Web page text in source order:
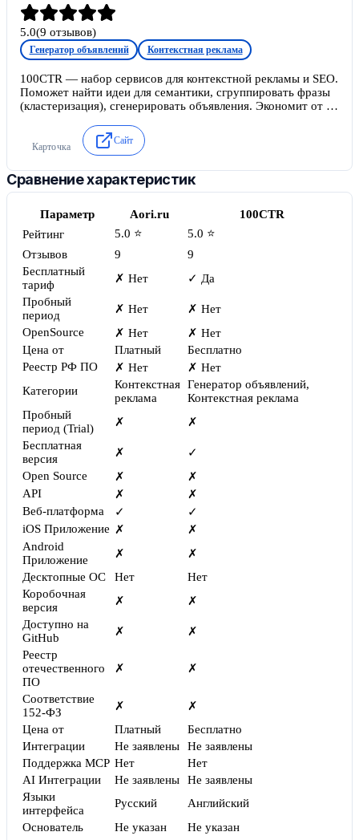
5.0(9 отзывов)
Генератор объявлений Контекстная реклама
100CTR — набор сервисов для контекстной рекламы и SEO.
Поможет найти идеи для семантики, сгруппировать фразы
(кластеризация), сгенерировать объявления. Экономит от 4х
Яндекс Директ, Google Ads, MyTarget.
Карточка
Сайт
Сравнение характеристик
Параметр Aori.ru
100CTR
Рейтинг
5.0 ⭐
5.0 ⭐
Отзывов
9
9
Бесплатный
тариф
✗ Нет
✓ Да
Пробный
период
✗ Нет
✗ Нет
OpenSource
✗ Нет
✗ Нет
Цена от
Платный
Бесплатно
Реестр РФ ПО
✗ Нет
✗ Нет
Категории
Контекстная
реклама
Генератор объявлений,
Контекстная реклама
Пробный
период (Trial)
✗
✗
Бесплатная
версия
✗
✓
Open Source
✗
✗
API
✗
✗
Веб-платформа
✓
✓
iOS Приложение ✗
✗
Android
Приложение
✗
✗
Десктопные ОС
Нет
Нет
Коробочная
версия
✗
✗
Доступно на
GitHub
✗
✗
Реестр
отечественного
ПО
✗ ✗
Соответствие
152-ФЗ
✗
✗
Цена от
Платный
Бесплатно
Интеграции
Не заявлены
Не заявлены
Поддержка MCP Нет
Нет
AI Интеграции
Не заявлены
Не заявлены
Языки
интерфейса
Русский
Английский
Основатель
Не указан
Не указан